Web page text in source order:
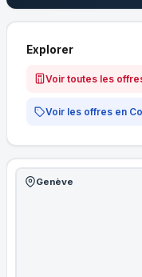
Explorer
Voir toutes les
Voir les offres en
Genève